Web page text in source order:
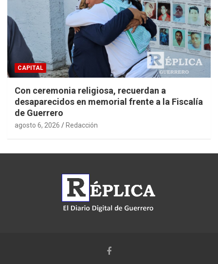
CAPITAL
Con ceremonia religiosa, recuerdan a
desaparecidos en memorial frente a la Fiscalía
de Guerrero
agosto 6, 2026 Redacción